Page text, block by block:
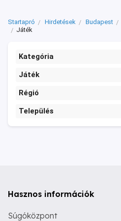
Startapró Hirdetések Budapest
Játék
Kategória
Játék
Régió
Település
Hasznos információk
Súgóközpont